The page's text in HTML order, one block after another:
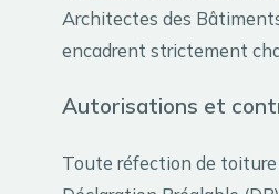
Architectes des
encadrent strictement
Autorisations et
Toute réfection de